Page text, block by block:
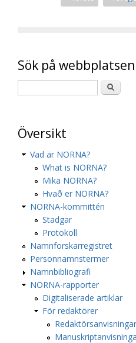
Sök på webbplatsen
Översikt
Vad är NORNA?
What is NORNA?
Mikä NORNA?
Hvað er NORNA?
NORNA-kommittén
Stadgar
Protokoll
Namnforskarregistret
Personnamnstermer
Namnbibliografi
NORNA-rapporter
Digitaliserade artiklar
För redaktörer
Redaktörsanvisningar